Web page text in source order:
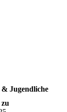
Jugendliche